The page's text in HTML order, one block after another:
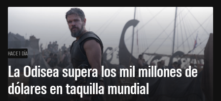
HACE 1 DÍA
La Odisea supera los mil millones de
dólares en taquilla mundial